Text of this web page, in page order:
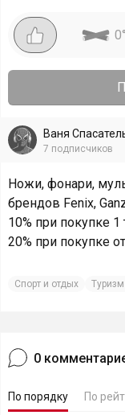
0°
Ваня
7 подписчиков
Ножи, фонари,
брендов Fenix,
10% при покупке 1
20% при покупке
Спорт и отдых
0
По порядку По